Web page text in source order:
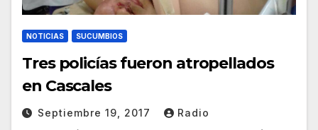
NOTICIAS SUCUMBIOS
Tres policías fueron atropellados
en Cascales
Septiembre 19, 2017 Radio